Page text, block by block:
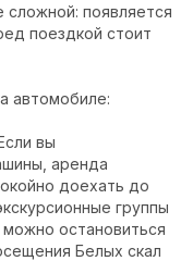
сложной: появляется
поездкой стоит
автомобиле:
вы
аренда
доехать до
группы
остановиться
Белых скал